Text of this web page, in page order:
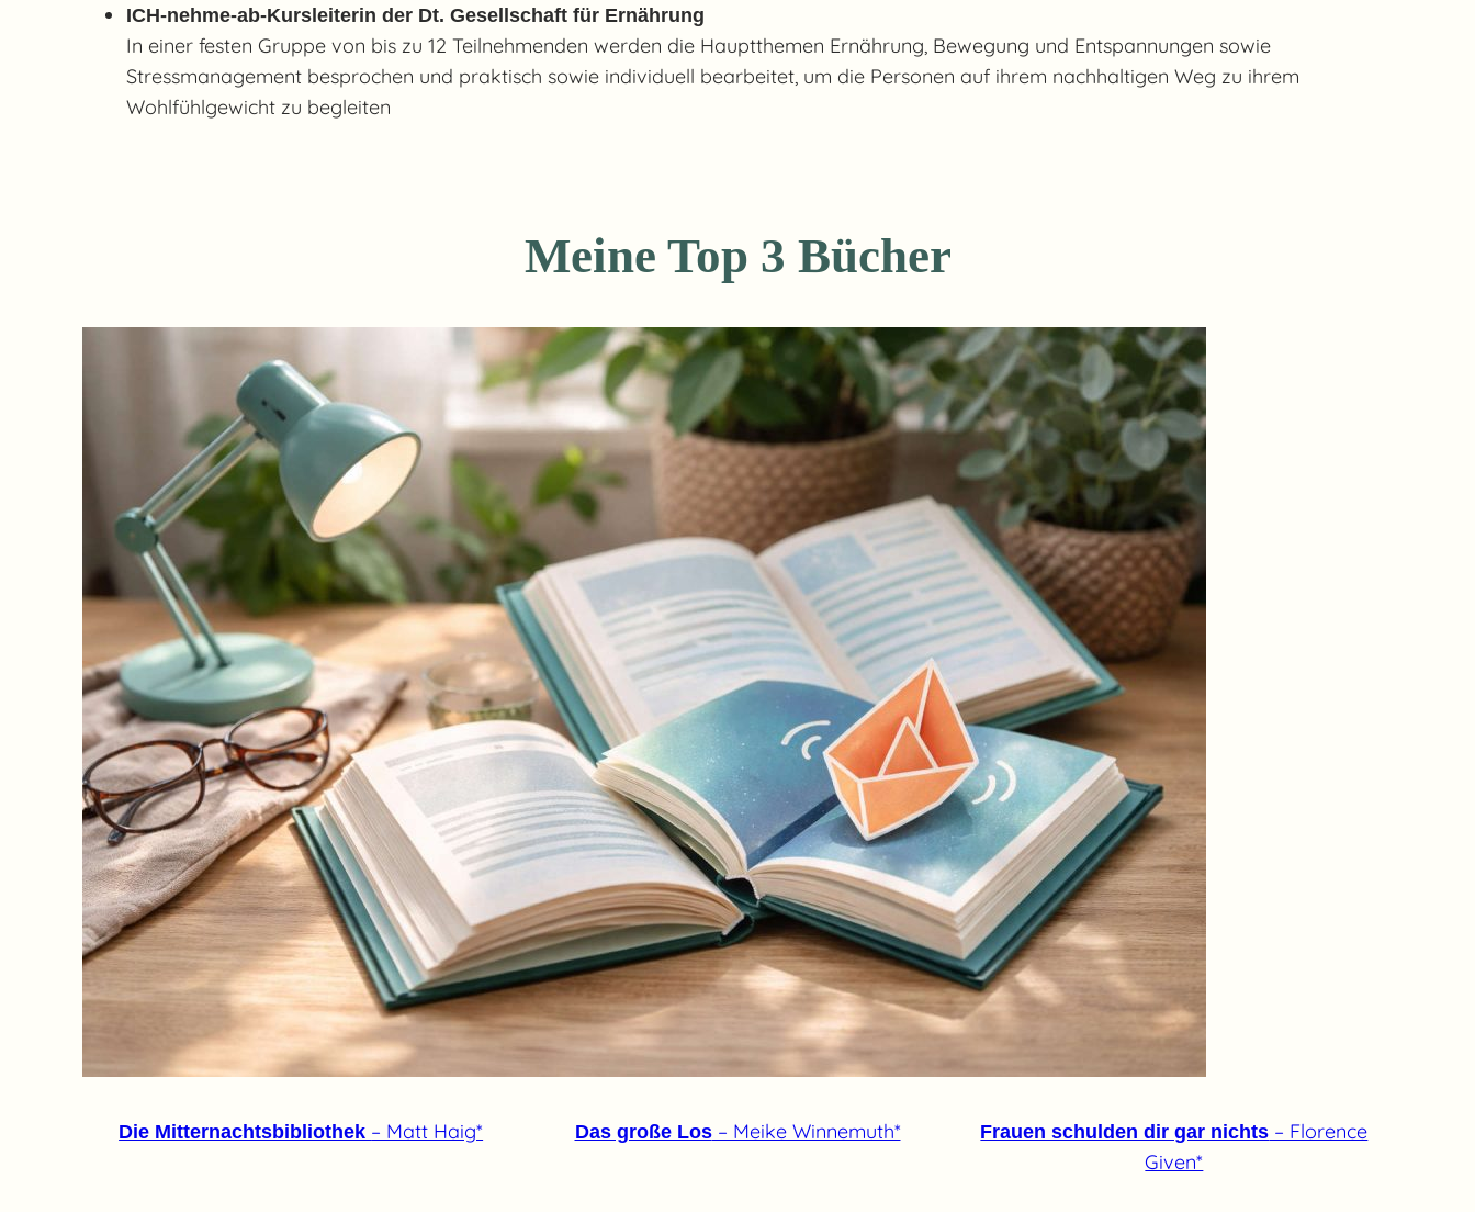
ICH-nehme-ab-Kursleiterin der Dt. Gesellschaft für Ernährung
In einer festen Gruppe von bis zu 12 Teilnehmenden werden die Hauptthemen Ernährung, Bewegung und Entspannungen sowie
Stressmanagement besprochen und praktisch sowie individuell bearbeitet, um die Personen auf ihrem nachhaltigen Weg zu ihrem
Wohlfühlgewicht zu begleiten
Meine Top 3 Bücher
Die Mitternachtsbibliothek – Matt Haig* Das große Los– Meike Winnemuth* Frauen schulden dir gar nichts – Florence
Given*